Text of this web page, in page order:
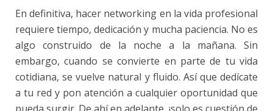
En definitiva, hacer networking en la vida profesional
requiere tiempo, dedicación y mucha paciencia. No es
algo construido de la noche a la mañana. Sin
embargo, cuando se convierte en parte de tu vida
cotidiana, se vuelve natural y fluido. Así que dedícate
a tu red y pon atención a cualquier oportunidad que